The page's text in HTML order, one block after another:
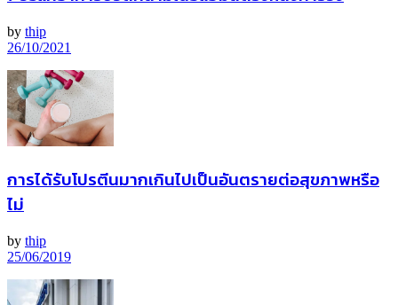
by thip
26/10/2021
การได้รับโปรตีนมากเกินไปเป็นอันตรายต่อสุขภาพหรือ
ไม่
by thip
25/06/2019